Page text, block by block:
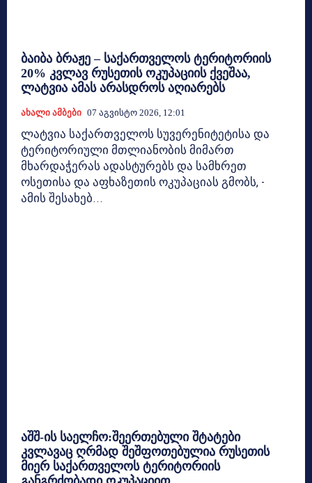
ბაიბა ბრაჟე – საქართველოს ტერიტორიის
20% კვლავ რუსეთის ოკუპაციის ქვეშაა,
ლატვია ამას არასდროს აღიარებს
Ახალი Ამბები 07 Აგვისტო 2026, 12:01
ლატვია საქართველოს სუვერენიტეტისა და
ტერიტორიული მთლიანობის მიმართ
მხარდაჭერას ადასტურებს და სამხრეთ
ოსეთისა და აფხაზეთის ოკუპაციას გმობს, -
ამის შესახებ...
აშშ-ის საელჩო:შეერთებული შტატები
კვლავაც ღრმად შეშფოთებულია რუსეთის
მიერ საქართველოს ტერიტორიის